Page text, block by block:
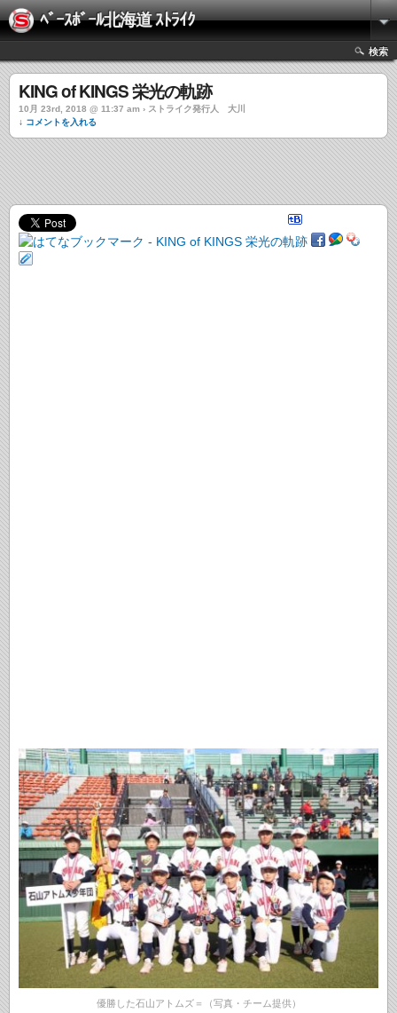
ﾍﾞｰｽﾎﾞｰﾙ北海道 ｽﾄﾗｲｸ
検索
KING of KINGS 栄光の軌跡
10月 23rd, 2018 @ 11:37 am › ストライク発行人 大川
↓ コメントを入れる
優勝した石山アトムズ＝（写真・チーム提供）